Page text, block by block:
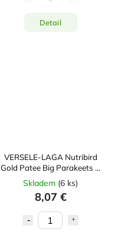
Detail
VERSELE-LAGA Nutribird
Gold Patee Big Parakeets &
Parrots 1kg
Skladem (6 ks)
8,07 €